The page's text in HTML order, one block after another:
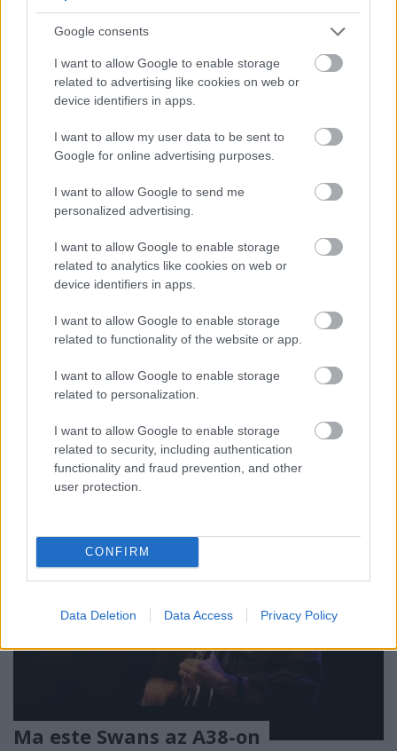
Google consents
I want to allow Google to enable storage
related to advertising like cookies on web or
device identifiers in apps.
I want to allow my user data to be sent to
Google for online advertising purposes.
I want to allow Google to send me
personalized advertising.
I want to allow Google to enable storage
related to analytics like cookies on web or
device identifiers in apps.
I want to allow Google to enable storage
related to functionality of the website or app.
I want to allow Google to enable storage
related to personalization.
I want to allow Google to enable storage
related to security, including authentication
functionality and fraud prevention, and other
user protection.
CONFIRM
Data Deletion Data Access Privacy Policy
Érkezik a jelenlegi Swans hattyúdala
Frontrecorder 2016. május 31.
A Swans léte mindig is az alapító vezér, Michael Gira
megfellebbezhetetlen döntéseitől függött: húsz éve
szélnek eresztette már akkor is kultikus zenekarát,
hogy aztán 2009-ben újraélessze, és most megint
feloszlassa, annak ellenére, hogy minden korábbinál
nagyobb kritikai és közönségsiker övezi. A…
Ma este Swans az A38-on